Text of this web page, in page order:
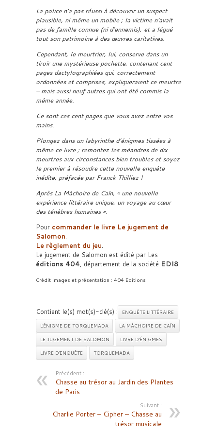
La police n’a pas réussi à découvrir un suspect
plausible, ni même un mobile ; la victime n’avait
pas de famille connue (ni d’ennemis), et a légué
tout son patrimoine à des œuvres caritatives.
Cependant, le meurtrier, lui, conserve dans un
tiroir une mystérieuse pochette, contenant cent
pages dactylographiées qui, correctement
ordonnées et comprises, expliqueraient ce meurtre
– mais aussi neuf autres qui ont été commis la
même année.
Ce sont ces cent pages que vous avez entre vos
mains.
Plongez dans un labyrinthe d’énigmes tissées à
même ce livre ; remontez les méandres de dix
meurtres aux circonstances bien troubles et soyez
le premier à résoudre cette nouvelle enquête
inédite, préfacée par Franck Thilliez !
Après La Mâchoire de Caïn, « une nouvelle
expérience littéraire unique, un voyage au cœur
des ténèbres humaines ».
Pour commander le livre Le jugement de
Salomon.
Le règlement du jeu.
Le jugement de Salomon est édité par Les
éditions 404, département de la société EDI8.
Crédit images et présentation : 404 Editions
Contient le(s) mot(s)-clé(s) :
ENQUÊTE LITTÉRAIRE
L'ÉNIGME DE TORQUEMADA
LA MÂCHOIRE DE CAÏN
LE JUGEMENT DE SALOMON
LIVRE D'ÉNIGMES
LIVRE D'ENQUÊTE
TORQUEMADA
Précédent :
Chasse au trésor au Jardin des Plantes
de Paris
Suivant :
Charlie Porter – Cipher – Chasse au
trésor musicale